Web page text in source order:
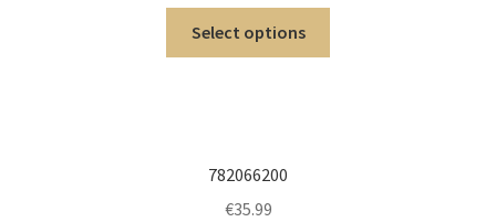
Select options
782066200
€35.99